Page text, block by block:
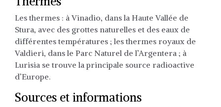
Les thermes : à Vinadio, dans la Haute Vallée de
Stura, avec des grottes naturelles et des eaux de
différentes températures ; les thermes royaux de
Valdieri, dans le Parc Naturel de l’Argentera ; à
Lurisia se trouve la principale source radioactive
d’Europe.
Sources et informations